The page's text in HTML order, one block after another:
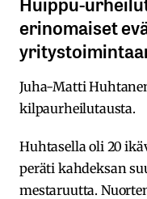
erinomaiset
Juha-Matti
kilpaurheilutausta.
Huhtasella oli 20
peräti kahdeksan
mestaruutta.